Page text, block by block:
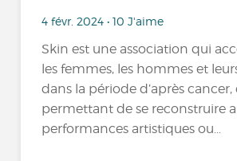
4 févr. 2024 • 10 J'aime
Skin est une association qui
les femmes, les hommes et
dans la période d’après cancer,
permettant de se reconstruire
performances artistiques ou...